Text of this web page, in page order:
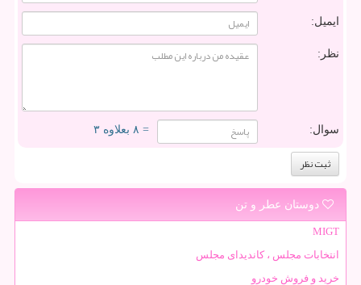
ایمیل:
نظر:
سوال: = ۸ بعلاوه ۳
دوستان عطر و تن
MIGT
انتخابات مجلس ، کاندیدای مجلس
خرید و فروش خودرو